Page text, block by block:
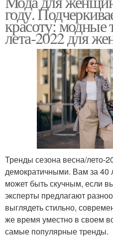
году.
красоту: модные
лета-2022 для
Тренды сезона весна/лето-
демократичными. Вам за 40
может быть скучным, если
эксперты предлагают
выглядеть стильно,
же время уместно в своем
самые популярные тренды.